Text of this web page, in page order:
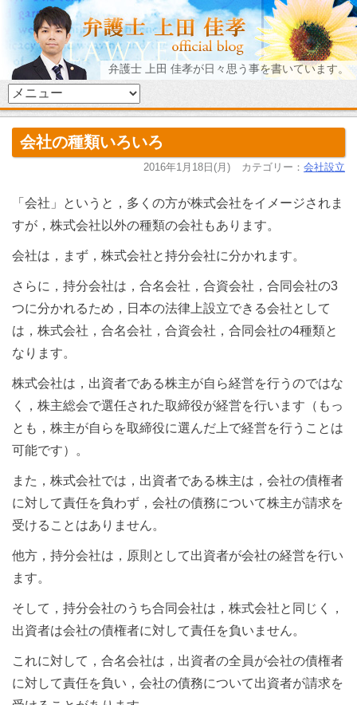
弁護士 上田 佳孝が日々思う事を書いています。
会社の種類いろいろ
2016年1月18日(月) カテゴリー： 会社設立
「会社」というと，多くの方が株式会社をイメージされま
すが，株式会社以外の種類の会社もあります。
会社は，まず，株式会社と持分会社に分かれます。
さらに，持分会社は，合名会社，合資会社，合同会社の3
つに分かれるため，日本の法律上設立できる会社として
は，株式会社，合名会社，合資会社，合同会社の4種類と
なります。
株式会社は，出資者である株主が自ら経営を行うのではな
く，株主総会で選任された取締役が経営を行います（もっ
とも，株主が自らを取締役に選んだ上で経営を行うことは
可能です）。
また，株式会社では，出資者である株主は，会社の債権者
に対して責任を負わず，会社の債務について株主が請求を
受けることはありません。
他方，持分会社は，原則として出資者が会社の経営を行い
ます。
そして，持分会社のうち合同会社は，株式会社と同じく，
出資者は会社の債権者に対して責任を負いません。
これに対して，合名会社は，出資者の全員が会社の債権者
に対して責任を負い，会社の債務について出資者が請求を